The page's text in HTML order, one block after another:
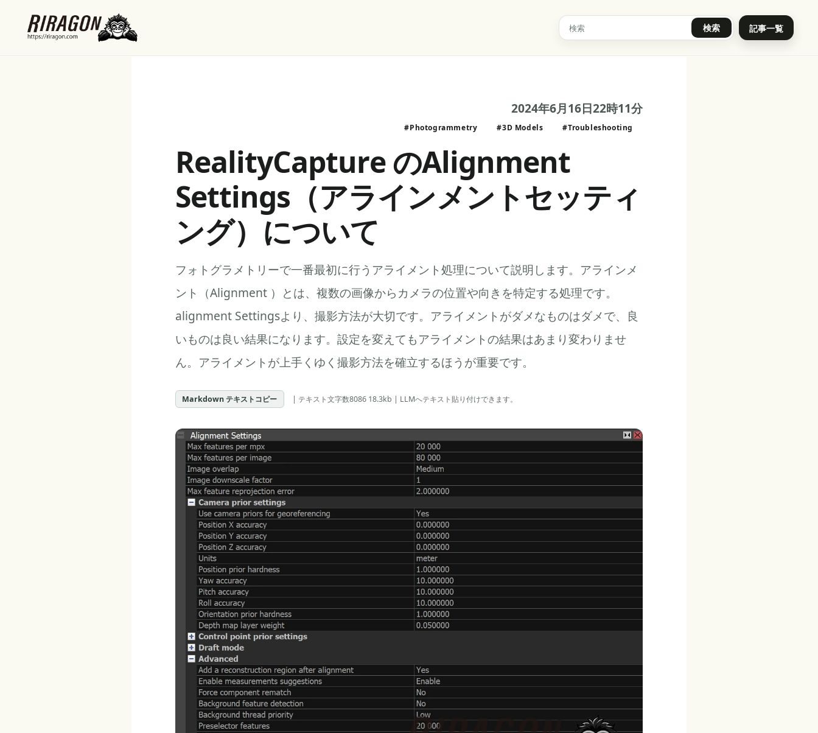
検索 記事一覧
2024年6月16日22時11分
#Photogrammetry #3D Models #Troubleshooting
RealityCapture のAlignment
Settings（アラインメントセッティ
ング）について
フォトグラメトリーで一番最初に行うアライメント処理について説明します。アラインメ
ント（Alignment ）とは、複数の画像からカメラの位置や向きを特定する処理です。
alignment Settingsより、撮影方法が大切です。アライメントがダメなものはダメで、良
いものは良い結果になります。設定を変えてもアライメントの結果はあまり変わりませ
ん。アライメントが上手くゆく撮影方法を確立するほうが重要です。
Markdown テキストコピー | テキスト文字数8086 18.3kb | LLMへテキスト貼り付けできます。